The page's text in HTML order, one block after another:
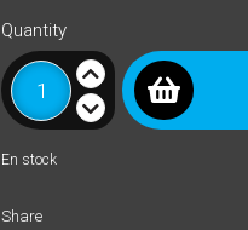
Quantity
En stock
Share